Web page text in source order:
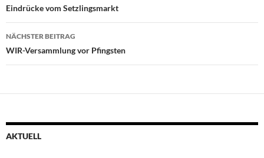
Eindrücke vom Setzlingsmarkt
NÄCHSTER BEITRAG
WIR-Versammlung vor Pfingsten
AKTUELL